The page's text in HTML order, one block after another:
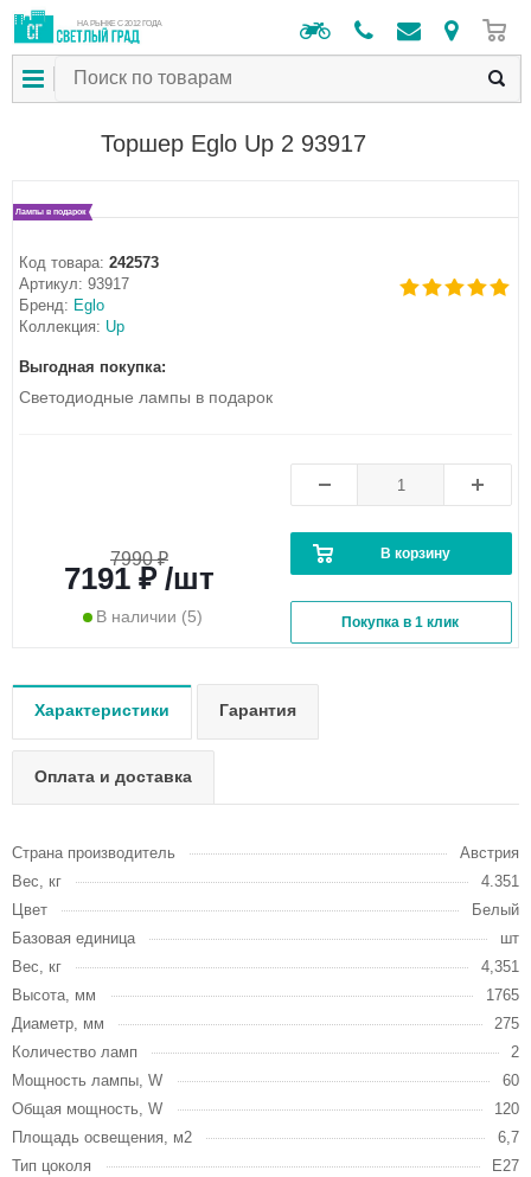
НА РЫНКЕ С 2012 ГОДА
Торшер Eglo Up 2 93917
Лампы в подарок
Код товара: 242573
Артикул: 93917
Бренд: Eglo
Коллекция: Up
Выгодная покупка:
Светодиодные лампы в подарок
7990 ₽
7191 ₽ /шт
В наличии (5)
В корзину
Покупка в 1 клик
Характеристики Гарантия
Оплата и доставка
Страна производитель
Австрия
Вес, кг
4.351
Цвет
Белый
Базовая единица
шт
Вес, кг
4,351
Высота, мм
1765
Диаметр, мм
275
Количество ламп
2
Мощность лампы, W
60
Общая мощность, W
120
Площадь освещения, м2
6,7
Тип цоколя
E27